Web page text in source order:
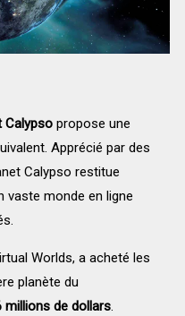
Calypsopropose une
Apprécié par des
Calypso restitue
vaste monde en ligne
Worlds, a acheté les
planète du
millions de dollars.